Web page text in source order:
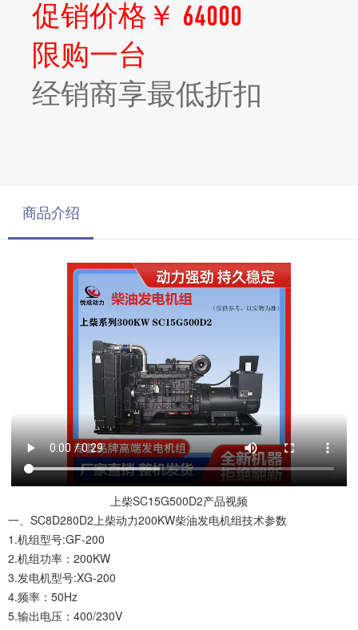
促销价格￥ 64000
限购一台
经销商享最低折扣
商品介绍
上柴SC15G500D2产品视频
一、SC8D280D2上柴动力200KW柴油发电机组技术参数
1.机组型号:GF-200
2.机组功率：200KW
3.发电机型号:XG-200
4.频率：50Hz
5.输出电压：400/230V